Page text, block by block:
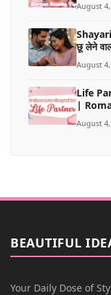
August
Shayari
छू लेने
August
Life
|
August
BEAUTIFUL
Your Daily Dose of